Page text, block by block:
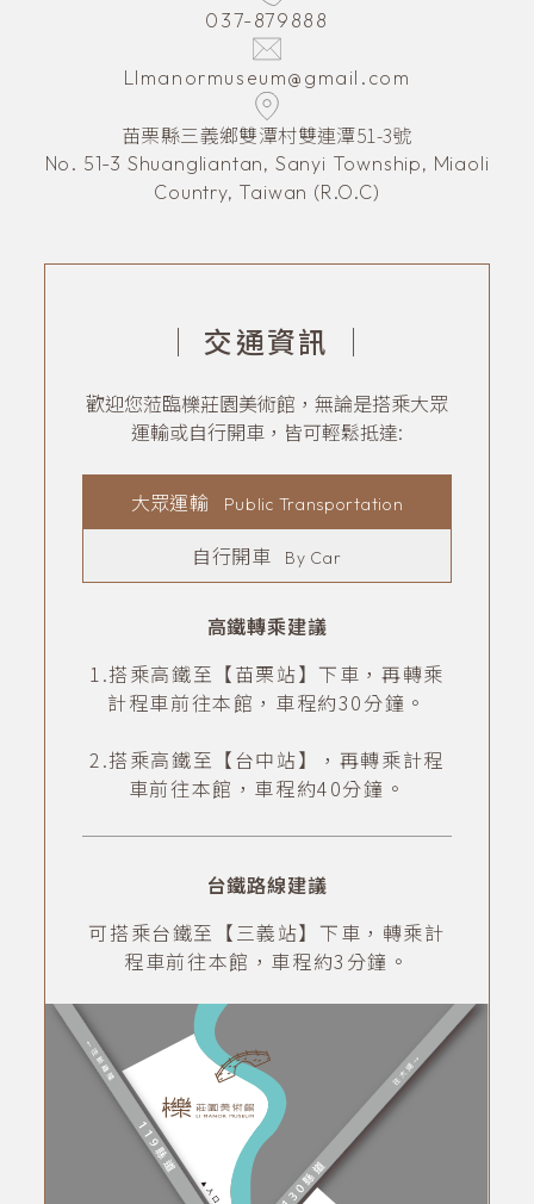
037-879888
LImanormuseum@gmail.com
苗栗縣三義鄉雙潭村雙連潭51-3號
No. 51-3 Shuangliantan, Sanyi Township, Miaoli
Country, Taiwan (R.O.C)
｜ 交通資訊 ｜
歡迎您蒞臨櫟莊園美術館，無論是搭乘大眾
運輸或自行開車，皆可輕鬆抵達:
大眾運輸 Public Transportation
自行開車 By Car
高鐵轉乘建議
1.搭乘高鐵至【苗栗站】下車，再轉乘
計程車前往本館，車程約30分鐘。
2.搭乘高鐵至【台中站】，再轉乘計程
車前往本館，車程約40分鐘。
台鐵路線建議
可搭乘台鐵至【三義站】下車，轉乘計
程車前往本館，車程約3分鐘。